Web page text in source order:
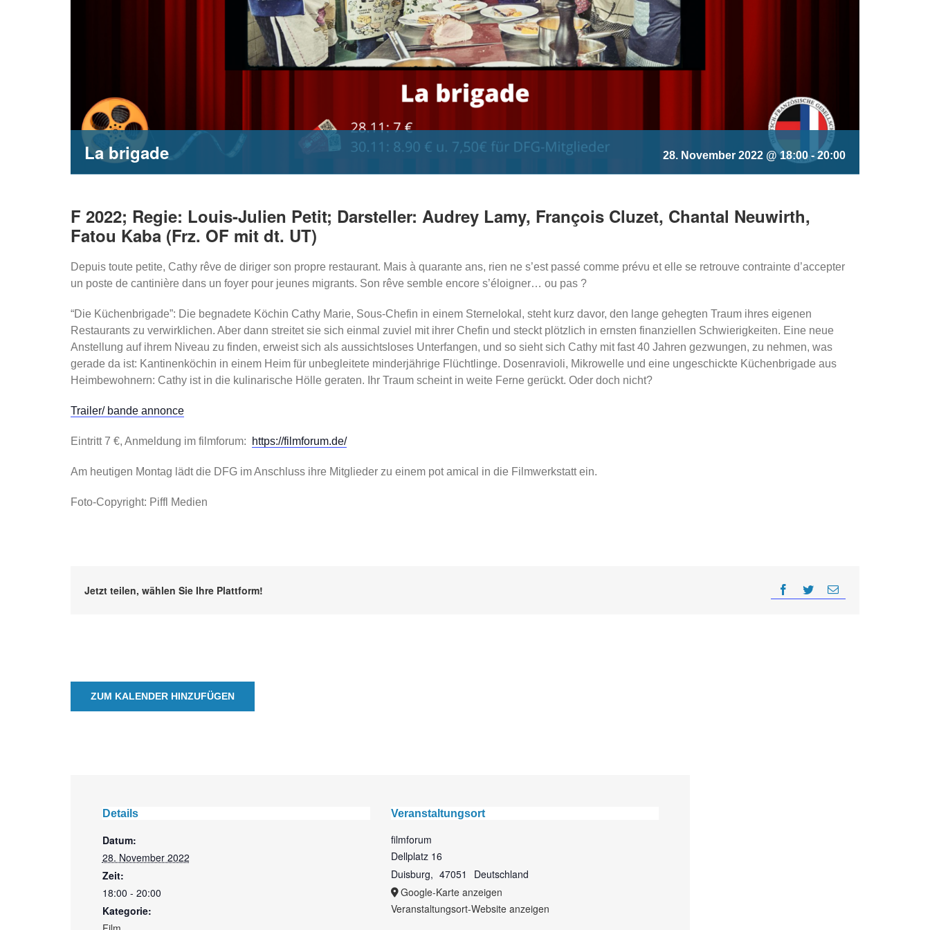
La brigade 28. November 2022 @ 18:00- 20:00
F 2022; Regie: Louis-Julien Petit; Darsteller: Audrey Lamy, François Cluzet, Chantal Neuwirth,
Fatou Kaba (Frz. OF mit dt. UT)
Depuis toute petite, Cathy rêve de diriger son propre restaurant. Mais à quarante ans, rien ne s’est passé comme prévu et elle se retrouve contrainte d’accepter
un poste de cantinière dans un foyer pour jeunes migrants. Son rêve semble encore s’éloigner… ou pas ?
“Die Küchenbrigade”: Die begnadete Köchin Cathy Marie, Sous-Chefin in einem Sternelokal, steht kurz davor, den lange gehegten Traum ihres eigenen
Restaurants zu verwirklichen. Aber dann streitet sie sich einmal zuviel mit ihrer Chefin und steckt plötzlich in ernsten finanziellen Schwierigkeiten. Eine neue
Anstellung auf ihrem Niveau zu finden, erweist sich als aussichtsloses Unterfangen, und so sieht sich Cathy mit fast 40 Jahren gezwungen, zu nehmen, was
gerade da ist: Kantinenköchin in einem Heim für unbegleitete minderjährige Flüchtlinge. Dosenravioli, Mikrowelle und eine ungeschickte Küchenbrigade aus
Heimbewohnern: Cathy ist in die kulinarische Hölle geraten. Ihr Traum scheint in weite Ferne gerückt. Oder doch nicht?
Trailer/ bande annonce
Eintritt 7 €, Anmeldung im filmforum: https://filmforum.de/
Am heutigen Montag lädt die DFG im Anschluss ihre Mitglieder zu einem pot amical in die Filmwerkstatt ein.
Foto-Copyright: Piffl Medien
Jetzt teilen, wählen Sie Ihre Plattform!
ZUM KALENDER HINZUFÜGEN
Details
Datum:
28. November 2022
Zeit:
18:00 - 20:00
Kategorie:
Veranstaltungsort
filmforum
Dellplatz 16
Duisburg, 47051
Deutschland
Google-Karte anzeigen
Veranstaltungsort-Website anzeigen